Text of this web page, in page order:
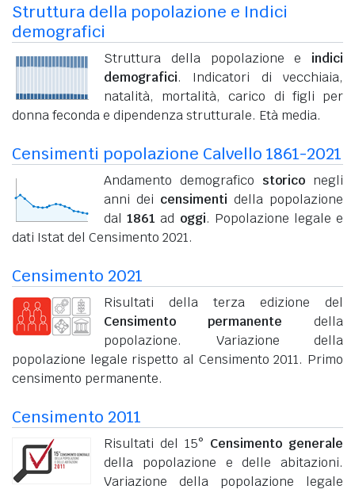
Struttura della popolazione e Indici
demografici
Struttura della popolazione e indici
demografici. Indicatori di vecchiaia,
natalità, mortalità, carico di figli per
donna feconda e dipendenza strutturale. Età media.
Censimenti popolazione Calvello 1861-2021
Andamento demografico storico negli
anni dei censimenti della popolazione
dal1861 ad oggi. Popolazione legale e
dati Istat del Censimento 2021.
Censimento 2021
Risultati della terza edizione del
Censimento permanente della
popolazione. Variazione della
popolazione legale rispetto al Censimento 2011. Primo
censimento permanente.
Censimento 2011
Risultati del 15° Censimento generale
della popolazione e delle abitazioni.
Variazione della popolazione legale